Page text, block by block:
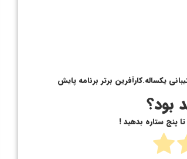
یکساله.کارآفرین برتر برنامه پایش
بود؟
پنج ستاره بدهید !